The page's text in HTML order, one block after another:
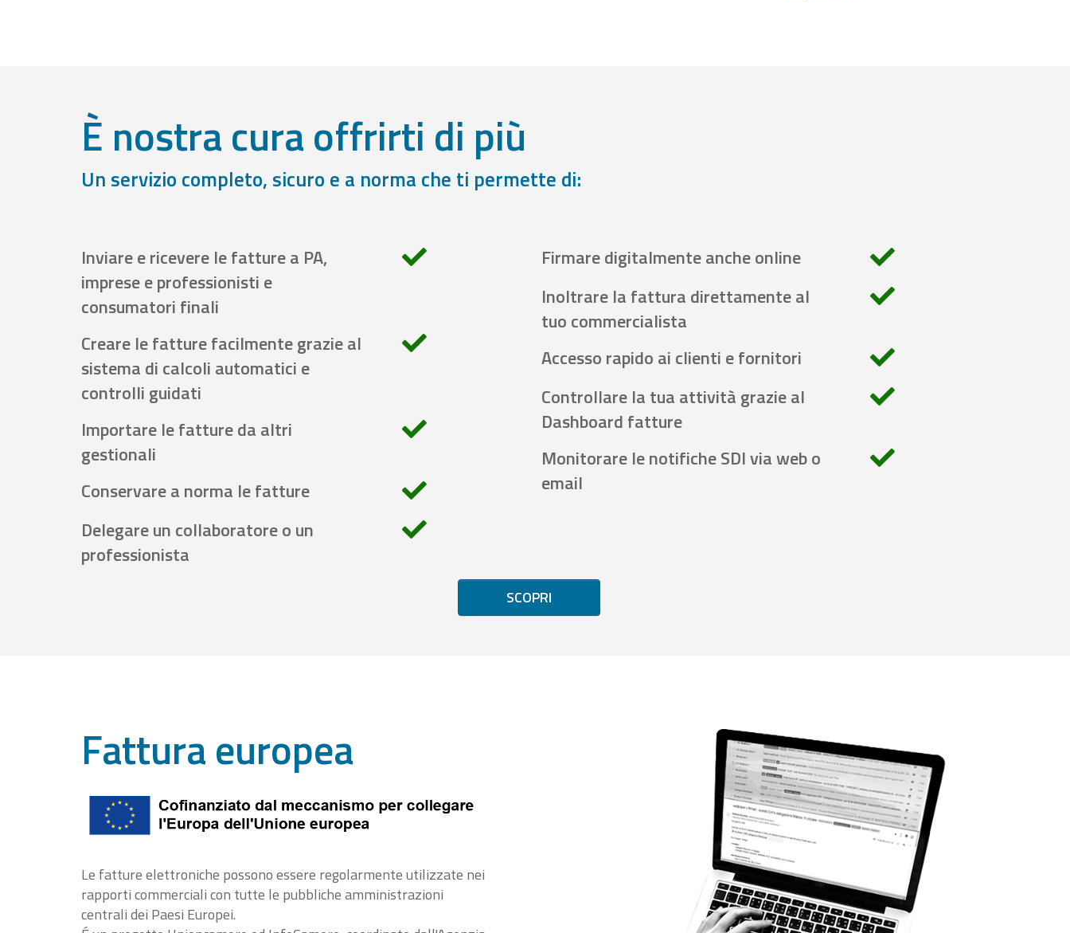
È nostra cura offrirti di più
Un servizio completo, sicuro e a norma che ti permette di:
Inviare e ricevere le fatture a PA,
imprese e professionisti e
consumatori finali
Creare le fatture facilmente grazie al
sistema di calcoli automatici e
controlli guidati
Importare le fatture da altri
gestionali
Conservare a norma le fatture
Delegare un collaboratore o un
professionista
Firmare digitalmente anche online
Inoltrare la fattura direttamente al
tuo commercialista
Accesso rapido ai clienti e fornitori
Controllare la tua attività grazie al
Dashboard fatture
Monitorare le notifiche SDI via web o
email
SCOPRI
Fattura europea
Le fatture elettroniche possono essere regolarmente utilizzate nei
rapporti commerciali con tutte le pubbliche amministrazioni
centrali dei Paesi Europei.